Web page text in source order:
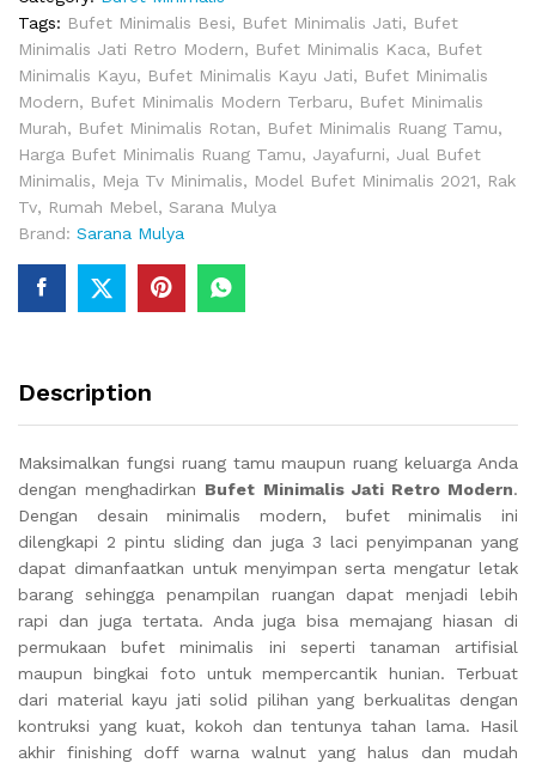
Tags: Bufet Minimalis Besi, Bufet Minimalis Jati, Bufet
Minimalis Jati Retro Modern, Bufet Minimalis Kaca, Bufet
Minimalis Kayu, Bufet Minimalis Kayu Jati, Bufet Minimalis
Modern, Bufet Minimalis Modern Terbaru, Bufet Minimalis
Murah, Bufet Minimalis Rotan, Bufet Minimalis Ruang Tamu,
Harga Bufet Minimalis Ruang Tamu, Jayafurni, Jual Bufet
Minimalis, Meja Tv Minimalis, Model Bufet Minimalis 2021, Rak
Tv, Rumah Mebel, Sarana Mulya
Brand: Sarana Mulya
Description
Maksimalkan fungsi ruang tamu maupun ruang keluarga Anda
dengan menghadirkan Bufet Minimalis Jati Retro Modern.
Dengan desain minimalis modern, bufet minimalis ini
dilengkapi 2 pintu sliding dan juga 3 laci penyimpanan yang
dapat dimanfaatkan untuk menyimpan serta mengatur letak
barang sehingga penampilan ruangan dapat menjadi lebih
rapi dan juga tertata. Anda juga bisa memajang hiasan di
permukaan bufet minimalis ini seperti tanaman artifisial
maupun bingkai foto untuk mempercantik hunian. Terbuat
dari material kayu jati solid pilihan yang berkualitas dengan
kontruksi yang kuat, kokoh dan tentunya tahan lama. Hasil
akhir finishing doff warna walnut yang halus dan mudah